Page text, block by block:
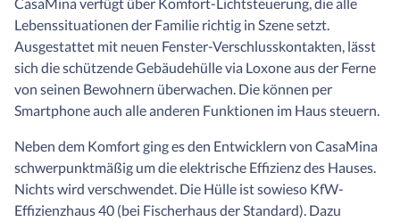
CasaMina verfügt über Komfort-Lichtsteuerung, die alle
Lebenssituationen der Familie richtig in Szene setzt.
Ausgestattet mit neuen Fenster-Verschlusskontakten, lässt
sich die schützende Gebäudehülle via Loxone aus der Ferne
von seinen Bewohnern überwachen. Die können per
Smartphone auch alle anderen Funktionen im Haus steuern.
Neben dem Komfort ging es den Entwicklern von CasaMina
schwerpunktmäßig um die elektrische Effizienz des Hauses.
Nichts wird verschwendet. Die Hülle ist sowieso KfW-
Effizienzhaus 40 (bei Fischerhaus der Standard). Dazu